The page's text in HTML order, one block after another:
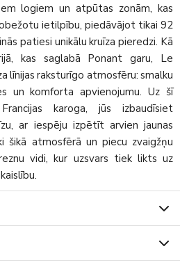
logiem un atpūtas zonām, kas
ietilpību, piedāvājot tikai 92
patiesi unikālu kruīza pieredzi. Kā
kas saglabā Ponant garu, Le
līnijas raksturīgo atmosfēru: smalku
un komforta apvienojumu. Uz šī
karoga, jūs izbaudīsiet
ar iespēju izpētīt arvien jaunas
šikā atmosfērā un piecu zvaigžņu
vidi, kur uzsvars tiek likts uz